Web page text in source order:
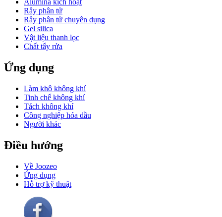
Alumina kích hoạt
Rây phân tử
Rây phân tử chuyên dụng
Gel silica
Vật liệu thanh lọc
Chất tẩy rửa
Ứng dụng
Làm khô không khí
Tinh chế không khí
Tách không khí
Công nghiệp hóa dầu
Người khác
Điều hướng
Về Joozeo
Ứng dụng
Hỗ trợ kỹ thuật